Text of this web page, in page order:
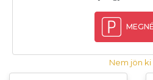
Nem jön ki